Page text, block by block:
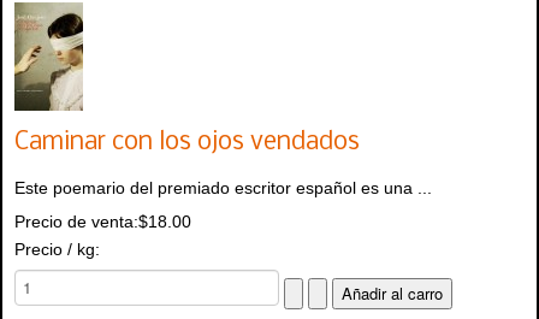
Caminar con los ojos vendados
Este poemario del premiado escritor español es una ...
Precio de venta:$18.00
Precio / kg: